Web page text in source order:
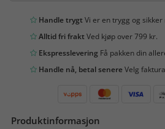
Handle trygtVi er en trygg og sikker
Alltid fri fraktVed kjøp over 799 kr.
Ekspresslevering Få pakken din
Handle nå, betal senereVelg
Produktinformasjon